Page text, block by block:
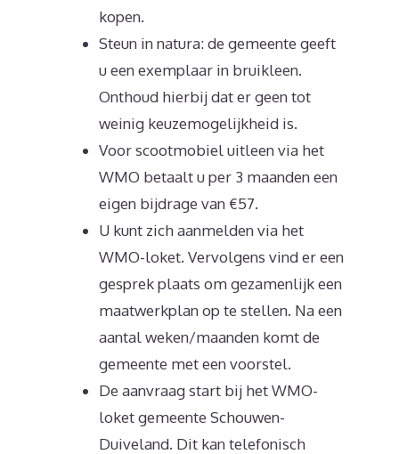
kopen.
Steun in natura: de gemeente geeft
u een exemplaar in bruikleen.
Onthoud hierbij dat er geen tot
weinig keuzemogelijkheid is.
Voor scootmobiel uitleen via het
WMO betaalt u per 3 maanden een
eigen bijdrage van €57.
U kunt zich aanmelden via het
WMO-loket. Vervolgens vind er een
gesprek plaats om gezamenlijk een
maatwerkplan op te stellen. Na een
aantal weken/maanden komt de
gemeente met een voorstel.
De aanvraag start bij het WMO-
loket gemeente Schouwen-
Duiveland. Dit kan telefonisch